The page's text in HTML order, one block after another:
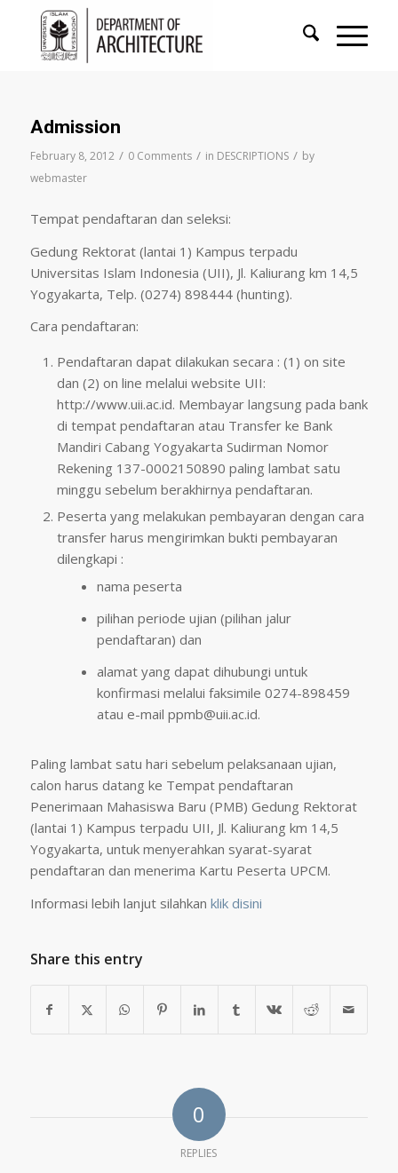
Admission
February 8, 2012 / 0 Comments / in DESCRIPTIONS / by
webmaster
Tempat pendaftaran dan seleksi:
Gedung Rektorat (lantai 1) Kampus terpadu
Universitas Islam Indonesia (UII), Jl. Kaliurang km 14,5
Yogyakarta, Telp. (0274) 898444 (hunting).
Cara pendaftaran:
Pendaftaran dapat dilakukan secara : (1) on site
dan (2) on line melalui website UII:
http://www.uii.ac.id. Membayar langsung pada bank
di tempat pendaftaran atau Transfer ke Bank
Mandiri Cabang Yogyakarta Sudirman Nomor
Rekening 137-0002150890 paling lambat satu
minggu sebelum berakhirnya pendaftaran.
Peserta yang melakukan pembayaran dengan cara
transfer harus mengirimkan bukti pembayaran
dilengkapi :
nama peserta
pilihan periode ujian (pilihan jalur
pendaftaran) dan
alamat yang dapat dihubungi untuk
konfirmasi melalui faksimile 0274-898459
atau e-mail ppmb@uii.ac.id.
Paling lambat satu hari sebelum pelaksanaan ujian,
calon harus datang ke Tempat pendaftaran
Penerimaan Mahasiswa Baru (PMB) Gedung Rektorat
(lantai 1) Kampus terpadu UII, Jl. Kaliurang km 14,5
Yogyakarta, untuk menyerahkan syarat-syarat
pendaftaran dan menerima Kartu Peserta UPCM.
Informasi lebih lanjut silahkan klik disini
Share this entry
0
REPLIES